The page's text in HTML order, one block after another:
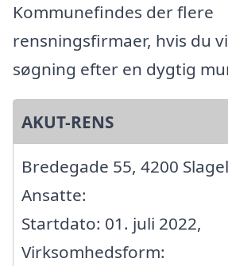
Kommunefindes der flere
rensningsfirmaer, hvis du
søgning efter en dygtig
AKUT-RENS
Bredegade 55, 4200
Ansatte:
Startdato: 01. juli 2022,
Virksomhedsform: